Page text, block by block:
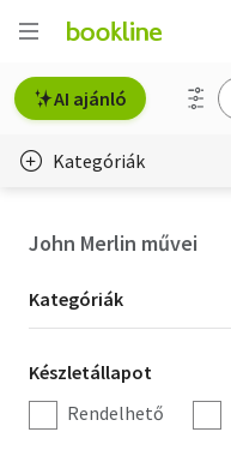
AI ajánló
Kategóriák
Hobbi, szabadidő
Irodalom
John Merlin művei
Kategória
szűrés
Kategóriák
Készletállapot
szűrés
Készletállapot
Rendelhető